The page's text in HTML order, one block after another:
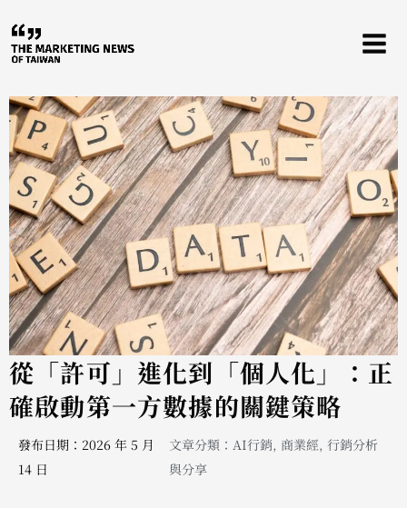
至
主
內
從「許可」進化到「個人化」：正
確啟動第一方數據的關鍵策略
發布日期：2026 年 5 月
14 日
文章分類：AI行銷, 商業經, 行銷分析
與分享